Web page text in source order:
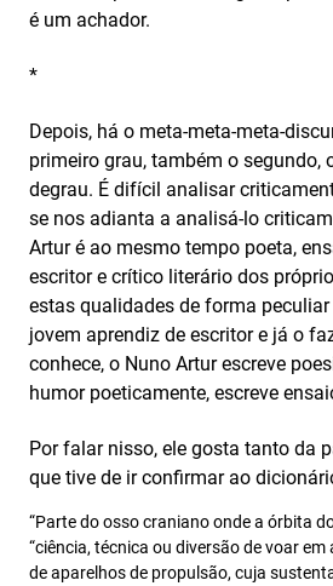
é um achador.
*
Depois, há o meta-meta-meta-
primeiro grau, também o segundo,
degrau. É difícil analisar
se nos adianta a analisá-lo
Artur é ao mesmo tempo poeta,
escritor e crítico literário dos
estas qualidades de forma
jovem aprendiz de escritor e já o
conhece, o Nuno Artur escreve
humor poeticamente, escreve
Por falar nisso, ele gosta tanto da
que tive de ir confirmar ao
“Parte do osso craniano onde a órbita
“ciência, técnica ou diversão de voar
de aparelhos de propulsão, cuja